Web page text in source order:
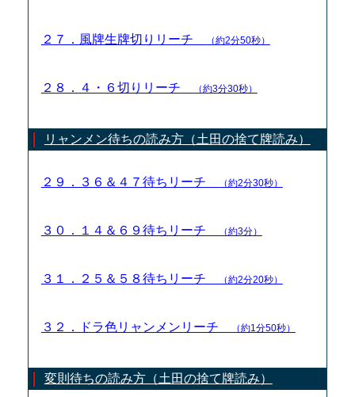
２７．風牌生牌切りリーチ （約2分50秒）
２８．４・６切りリーチ （約3分30秒）
リャンメン待ちの読み方（土田の捨て牌読み）
２９．３６＆４７待ちリーチ （約2分30秒）
３０．１４＆６９待ちリーチ （約3分）
３１．２５＆５８待ちリーチ （約2分20秒）
３２．ドラ色リャンメンリーチ （約1分50秒）
変則待ちの読み方（土田の捨て牌読み）